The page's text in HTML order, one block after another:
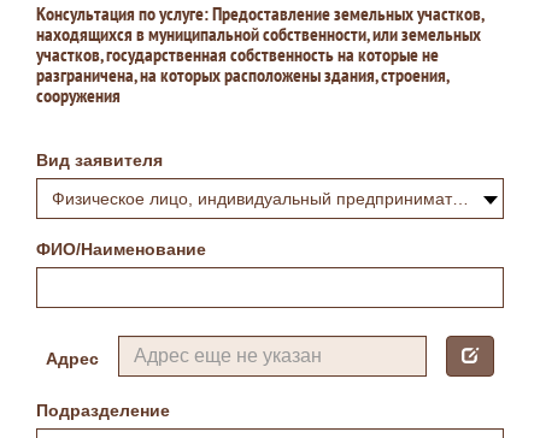
Консультация по услуге: Предоставление земельных участков,
находящихся в муниципальной собственности, или земельных
участков, государственная собственность на которые не
разграничена, на которых расположены здания, строения,
сооружения
Вид заявителя
Физическое лицо, индивидуальный предприниматель или самозанятый
ФИО/Наименование
Адрес
Подразделение